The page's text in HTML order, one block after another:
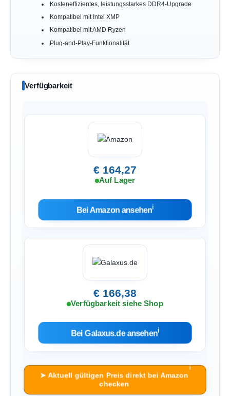
Kosteneffizientes, leistungsstarkes DDR4-Upgrade
Kompatibel mit Intel XMP
Kompatibel mit AMD Ryzen
Plug-and-Play-Funktionalität
Verfügbarkeit
€ 164,27
Auf Lager
Bei Amazon ansehenℹ︎
€ 166,38
Verfügbarkeit siehe Shop
Bei Galaxus.de ansehenℹ︎
➤ Aktuell gültigen Preis direkt bei Amazon
checken
ℹ︎